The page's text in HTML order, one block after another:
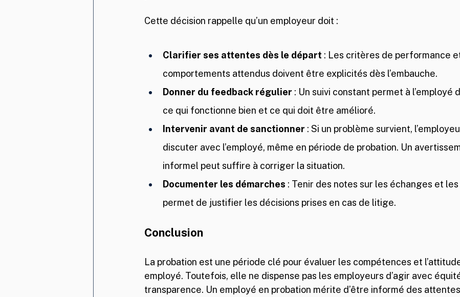
Cette décision rappelle qu’un employeur doit :
Clarifier ses attentes dès le départ : Les critères de performance
comportements attendus doivent être explicités dès l’embauche.
Donner du feedback régulier : Un suivi constant permet à l’employé
ce qui fonctionne bien et ce qui doit être amélioré.
Intervenir avant de sanctionner : Si un problème survient,
discuter avec l’employé, même en période de probation. Un
informel peut suffire à corriger la situation.
Documenter les démarches : Tenir des notes sur les échanges et
permet de justifier les décisions prises en cas de litige.
Conclusion
La probation est une période clé pour évaluer les compétences et
employé. Toutefois, elle ne dispense pas les employeurs d’agir avec
transparence. Un employé en probation mérite d’être informé des